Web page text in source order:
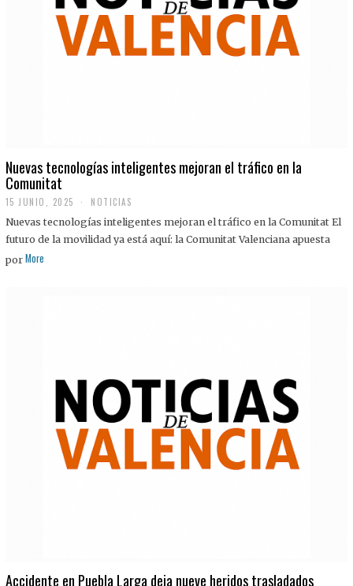
Nuevas tecnologías inteligentes mejoran el tráfico en la
Comunitat
15 JUNIO, 2025 NOTICIAS
Nuevas tecnologías inteligentes mejoran el tráfico en la Comunitat El
futuro de la movilidad ya está aquí: la Comunitat Valenciana apuesta
por More
Accidente en Puebla Larga deja nueve heridos trasladados